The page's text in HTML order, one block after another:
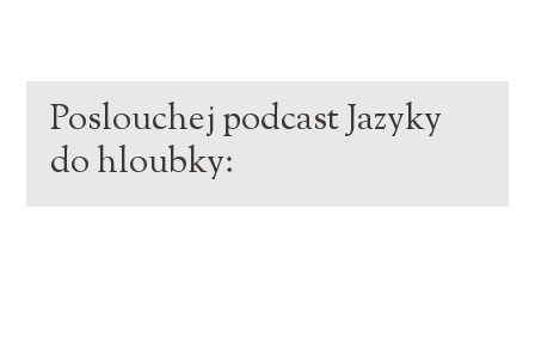
Poslouchej podcast Jazyky
do hloubky: